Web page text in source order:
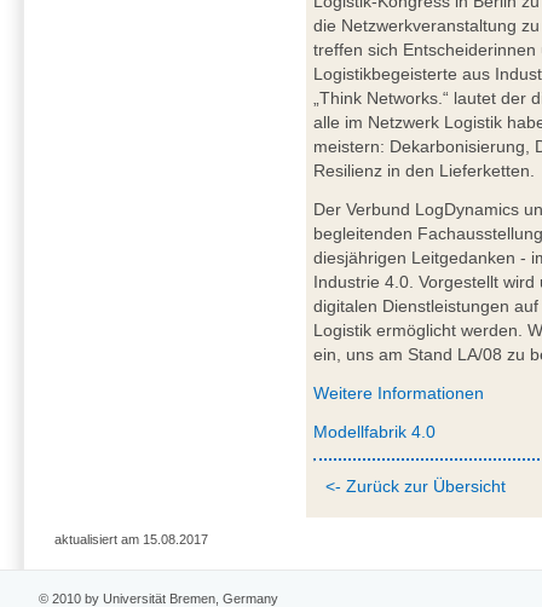
die Netzwerkveranstaltung
treffen sich
Logistikbegeisterte aus
„Think Networks.“ lautet
alle im Netzwerk Logistik
meistern: Dekarbonisierung,
Resilienz in den Lieferketten.
Der Verbund LogDynamics
begleitenden
diesjährigen Leitgedanken -
Industrie 4.0. Vorgestellt wird
digitalen Dienstleistungen
Logistik ermöglicht werden.
ein, uns am Stand LA/08 zu
Weitere Informationen
Modellfabrik 4.0
<- Zurück zur Übersicht
aktualisiert am 15.08.2017
© 2010 by Universität Bremen, Germany